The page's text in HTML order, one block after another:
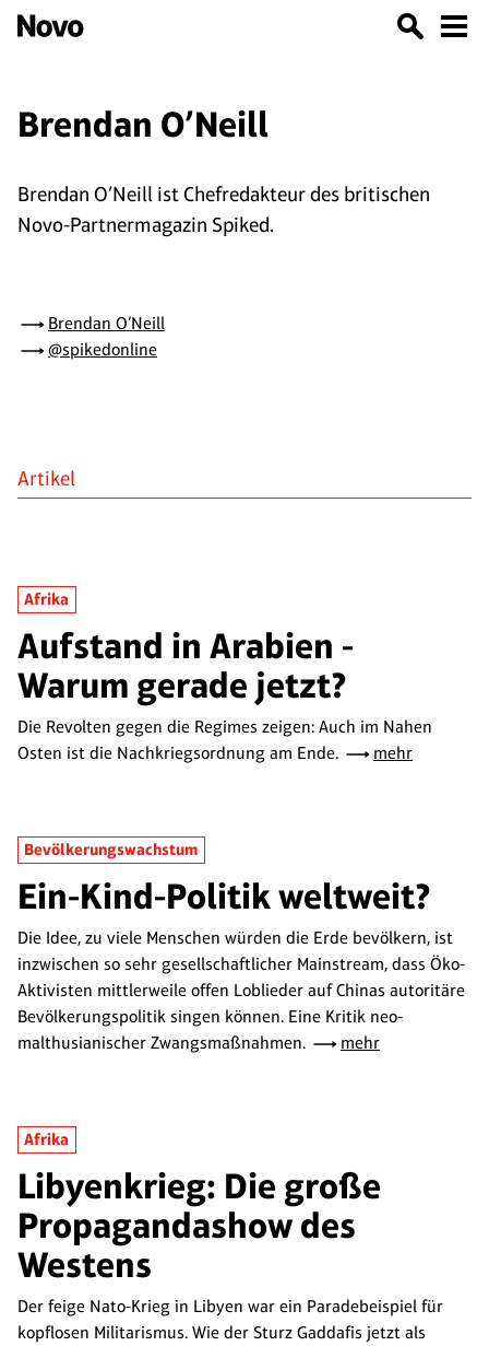
Brendan O’Neill
Brendan O’Neill ist Chefredakteur des britischen
Novo-Partnermagazin Spiked.
Brendan O’Neill
@spikedonline
Artikel
Afrika
Aufstand in Arabien -
Warum gerade jetzt?
Die Revolten gegen die Regimes zeigen: Auch im Nahen
Osten ist die Nachkriegsordnung am Ende.
mehr
Bevölkerungswachstum
Ein-Kind-Politik weltweit?
Die Idee, zu viele Menschen würden die Erde bevölkern, ist
inzwischen so sehr gesellschaftlicher Mainstream, dass Öko-
Aktivisten mittlerweile offen Loblieder auf Chinas autoritäre
Bevölkerungspolitik singen können. Eine Kritik neo-
malthusianischer Zwangsmaßnahmen.
mehr
Afrika
Libyenkrieg: Die große
Propagandashow des
Westens
Der feige Nato-Krieg in Libyen war ein Paradebeispiel für
kopflosen Militarismus. Wie der Sturz Gaddafis jetzt als